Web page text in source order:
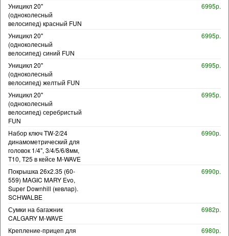
Уницикл 20"
(одноколесный
велосипед) красный FUN
6995р.
Уницикл 20"
(одноколесный
велосипед) синий FUN
6995р.
Уницикл 20"
(одноколесный
велосипед) желтый FUN
6995р.
Уницикл 20"
(одноколесный
велосипед) серебристый
FUN
6995р.
Набор ключ TW-2/24
динамометрический для
головок 1/4", 3/4/5/6/8мм,
T10, T25 в кейсе M-WAVE
6990р.
Покрышка 26x2.35 (60-
559) MAGIC MARY Evo,
Super Downhill (кевлар).
SCHWALBE
6990р.
Сумки на багажник
CALGARY M-WAVE
6982р.
Крепление-прицеп для
6980р.